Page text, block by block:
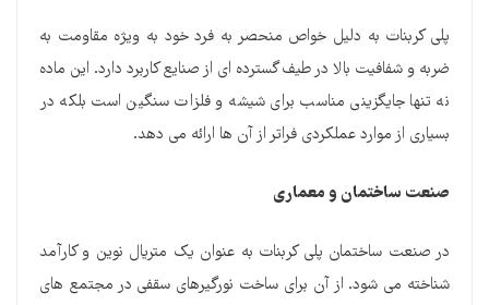
پلی کربنات به دلیل خواص منحصر به فرد خود به ویژه مقاومت به
ضربه و شفافیت بالا در طیف گسترده ای از صنایع کاربرد دارد. این ماده
نه تنها جایگزینی مناسب برای شیشه و فلزات سنگین است بلکه در
بسیاری از موارد عملکردی فراتر از آن ها ارائه می دهد.
صنعت ساختمان و معماری
در صنعت ساختمان پلی کربنات به عنوان یک متریال نوین و کارآمد
شناخته می شود. از آن برای ساخت نورگیرهای سقفی در مجتمع های